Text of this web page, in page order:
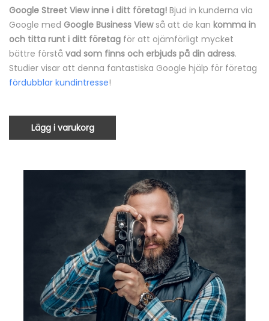
Google Street View inne i ditt företag! Bjud in kunderna via
Google med Google Business View så att de kan komma in
och titta runt i ditt företag för att ojämförligt mycket
bättre förstå vad som finns och erbjuds på din adress.
Studier visar att denna fantastiska Google hjälp för företag
fördubblar kundintresse!
Lägg i varukorg